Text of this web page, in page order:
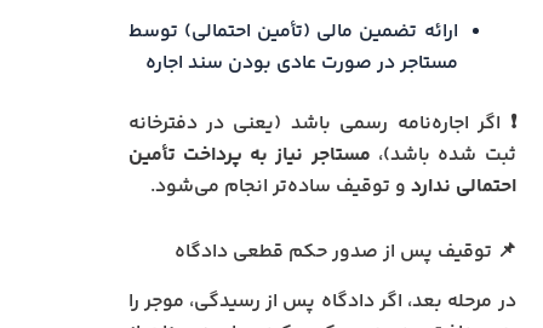
ارائه تضمین مالی (تأمین احتمالی) توسط
مستاجر در صورت عادی بودن سند اجاره
❗ اگر اجاره‌نامه رسمی باشد (یعنی در دفترخانه
ثبت شده باشد)، مستاجر نیاز به پرداخت تأمین
احتمالی ندارد و توقیف ساده‌تر انجام می‌شود.
📌 توقیف پس از صدور حکم قطعی دادگاه
در مرحله بعد، اگر دادگاه پس از رسیدگی، موجر را